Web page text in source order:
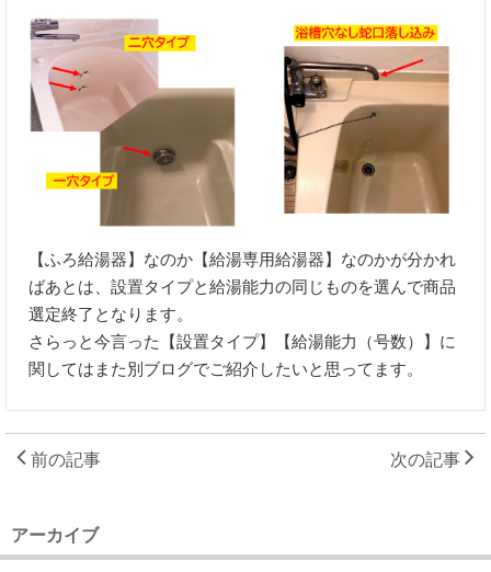
【ふろ給湯器】なのか【給湯専用給湯器】なのかが分かれ
ばあとは、設置タイプと給湯能力の同じものを選んで商品
選定終了となります。
さらっと今言った【設置タイプ】【給湯能力（号数）】に
関してはまた別ブログでご紹介したいと思ってます。
前の記事 次の記事
アーカイブ